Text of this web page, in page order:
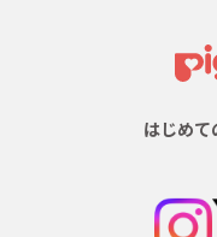
はじめて